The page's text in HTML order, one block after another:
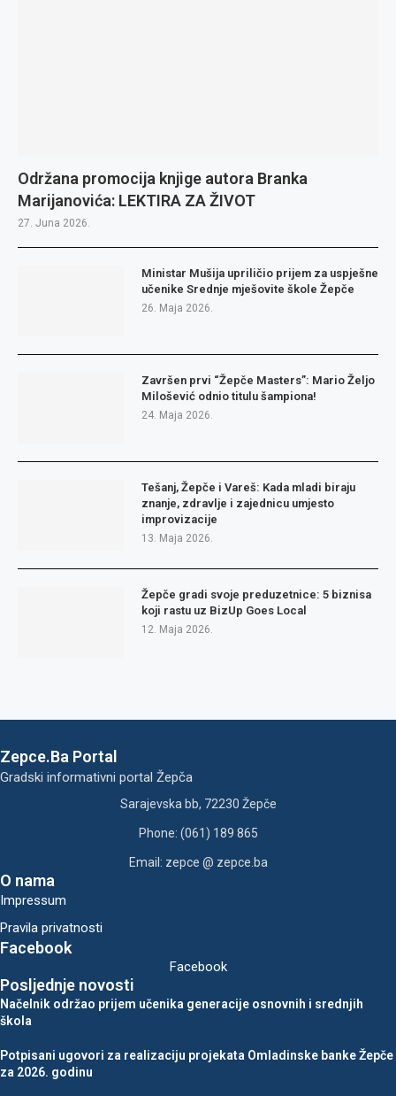
Održana promocija knjige autora Branka
Marijanovića: LEKTIRA ZA ŽIVOT
27. Juna 2026.
Ministar Mušija upriličio prijem za uspješne
učenike Srednje mješovite škole Žepče
26. Maja 2026.
Završen prvi “Žepče Masters”: Mario Željo
Milošević odnio titulu šampiona!
24. Maja 2026.
Tešanj, Žepče i Vareš: Kada mladi biraju
znanje, zdravlje i zajednicu umjesto
improvizacije
13. Maja 2026.
Žepče gradi svoje preduzetnice: 5 biznisa
koji rastu uz BizUp Goes Local
12. Maja 2026.
Zepce.Ba Portal
Gradski informativni portal Žepča
Sarajevska bb, 72230 Žepče
Phone: (061) 189 865
Email: zepce @ zepce.ba
O nama
Impressum
Pravila privatnosti
Facebook
Facebook
Posljednje novosti
Načelnik održao prijem učenika generacije osnovnih i srednjih
škola
Potpisani ugovori za realizaciju projekata Omladinske banke Žepče
za 2026. godinu